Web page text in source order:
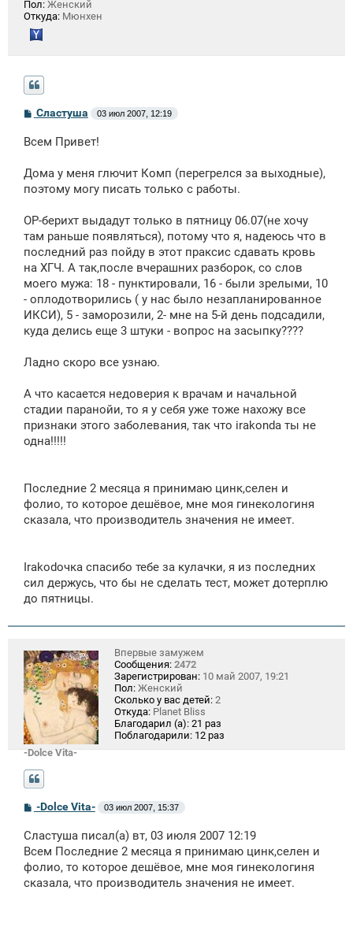
Пол: Женский
Откуда: Мюнхен
С
о
б
н
и
Сластуша 03 июл 2007, 12:19
Всем Привет!
Дома у меня глючит Комп (перегрелся за выходные),
поэтому могу писать только с работы.
ОР-берихт выдадут только в пятницу 06.07(не хочу
там раньше появляться), потому что я, надеюсь что в
последний раз пойду в этот праксис сдавать кровь
на ХГЧ. А так,после вчерашних разборок, со слов
моего мужа: 18 - пунктировали, 16 - были зрелыми, 10
- оплодотворились ( у нас было незапланированное
ИКСИ), 5 - заморозили, 2- мне на 5-й день подсадили,
куда делись еще 3 штуки - вопрос на засыпку????
Ладно скоро все узнаю.
А что касается недоверия к врачам и начальной
стадии паранойи, то я у себя уже тоже нахожу все
признаки этого заболевания, так что irakonda ты не
одна!!!!!
Последние 2 месяца я принимаю цинк,селен и
фолио, то которое дешёвое, мне моя гинекологиня
сказала, что производитель значения не имеет.
Irakodочка спасибо тебе за кулачки, я из последних
сил держусь, что бы не сделать тест, может дотерплю
до пятницы.
-Dolce Vita-
Впервые замужем
Сообщения: 2472
Зарегистрирован: 10 май 2007, 19:21
Пол: Женский
Сколько у вас детей: 2
Откуда: Planet Bliss
Благодарил (а): 21 раз
Поблагодарили: 12 раз
С
о
б
щ
н
и
-Dolce Vita- 03 июл 2007, 15:37
Сластуша писал(а) вт, 03 июля 2007 12:19
Всем Последние 2 месяца я принимаю цинк,селен и
фолио, то которое дешёвое, мне моя гинекологиня
сказала, что производитель значения не имеет.